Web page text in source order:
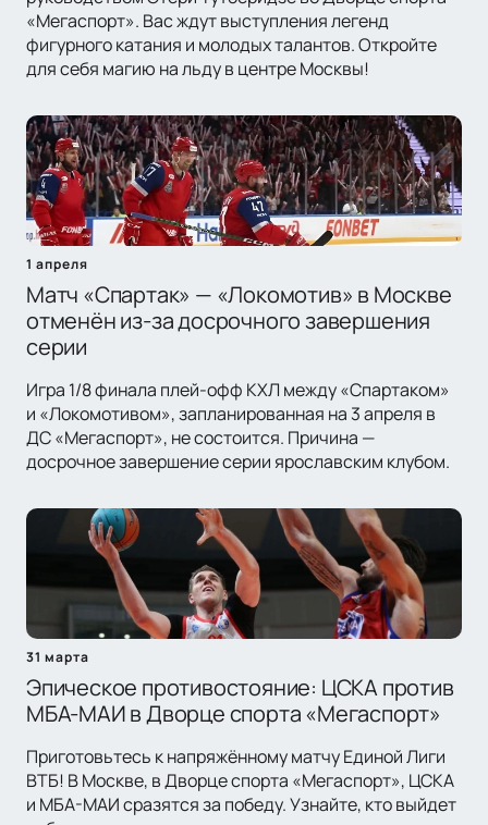
«Мегаспорт». Вас ждут выступления легенд
фигурного катания и молодых талантов. Откройте
для себя магию на льду в центре Москвы!
1 апреля
Матч «Спартак» — «Локомотив» в Москве
отменён из-за досрочного завершения
серии
Игра 1/8 финала плей-офф КХЛ между «Спартаком»
и «Локомотивом», запланированная на 3 апреля в
ДС «Мегаспорт», не состоится. Причина —
досрочное завершение серии ярославским клубом.
31 марта
Эпическое противостояние: ЦСКА против
МБА-МАИ в Дворце спорта «Мегаспорт»
Приготовьтесь к напряжённому матчу Единой Лиги
ВТБ! В Москве, в Дворце спорта «Мегаспорт», ЦСКА
и МБА-МАИ сразятся за победу. Узнайте, кто выйдет